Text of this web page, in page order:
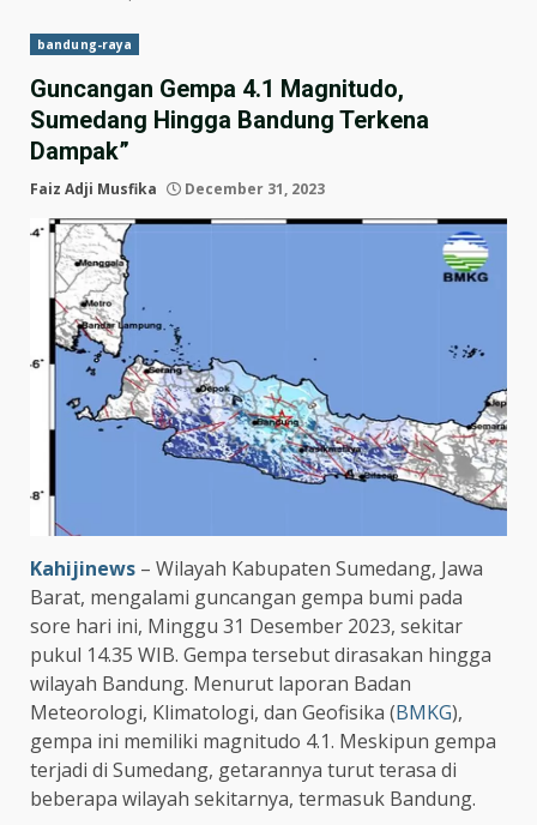
bandung-raya
Guncangan Gempa 4.1 Magnitudo,
Sumedang Hingga Bandung Terkena
Dampak”
Faiz Adji Musfika December 31, 2023
Kahijinews – Wilayah Kabupaten Sumedang, Jawa
Barat, mengalami guncangan gempa bumi pada
sore hari ini, Minggu 31 Desember 2023, sekitar
pukul 14.35 WIB. Gempa tersebut dirasakan hingga
wilayah Bandung. Menurut laporan Badan
Meteorologi, Klimatologi, dan Geofisika (BMKG),
gempa ini memiliki magnitudo 4.1. Meskipun gempa
terjadi di Sumedang, getarannya turut terasa di
beberapa wilayah sekitarnya, termasuk Bandung.